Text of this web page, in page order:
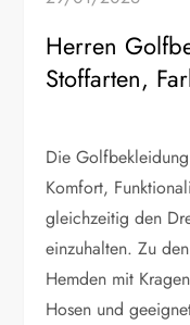
Herren
Stoffarten,
Die
Komfort,
gleichzeitig den
einzuhalten. Zu
Hemden mit
Hosen und